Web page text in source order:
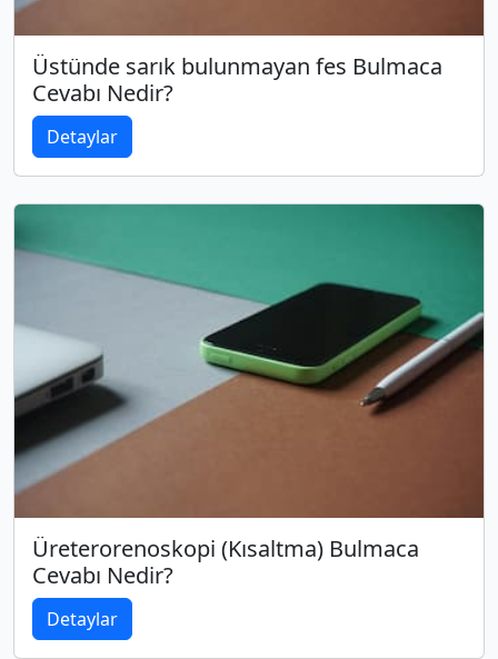
Üstünde sarık bulunmayan fes Bulmaca
Cevabı Nedir?
Detaylar
Üreterorenoskopi (Kısaltma) Bulmaca
Cevabı Nedir?
Detaylar